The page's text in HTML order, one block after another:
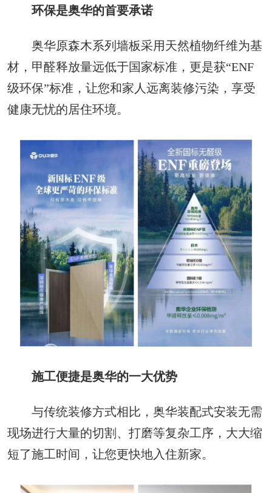
环保是奥华的首要承诺
奥华原森木系列墙板采用天然植物纤维为基
材，甲醛释放量远低于国家标准，更是获“ENF
级环保”标准，让您和家人远离装修污染，享受
健康无忧的居住环境。
施工便捷是奥华的一大优势
与传统装修方式相比，奥华装配式安装无需
现场进行大量的切割、打磨等复杂工序，大大缩
短了施工时间，让您更快地入住新家。